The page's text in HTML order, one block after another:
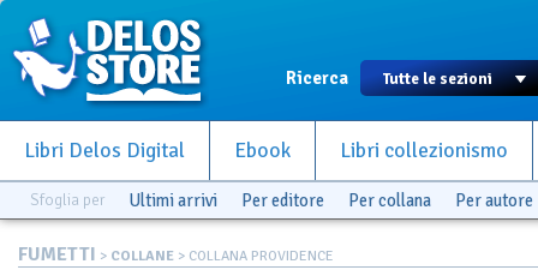
Ricerca
Libri Delos Digital Ebook Libri collezionismo
Sfoglia per Ultimi arrivi Per editore Per collana Per autore
FUMETTI > COLLANE > COLLANA PROVIDENCE